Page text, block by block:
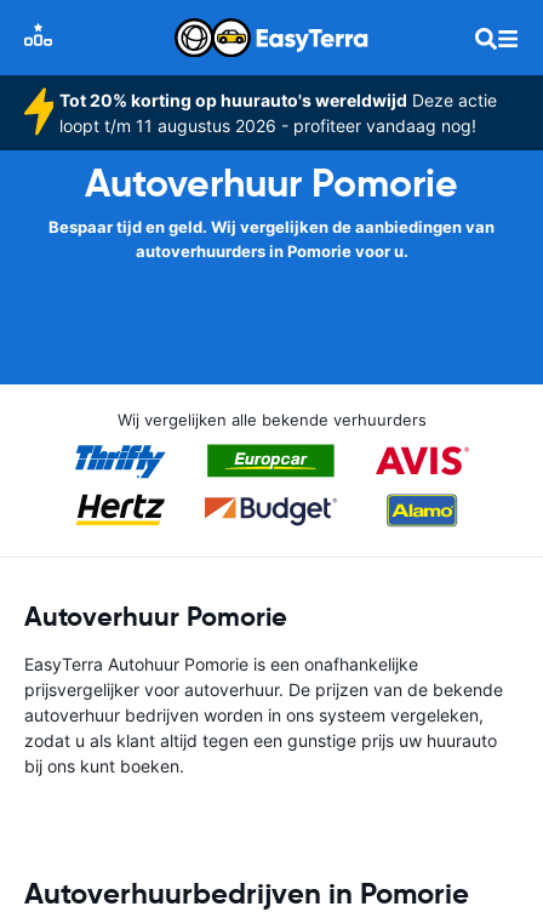
Tot 20% korting op huurauto's wereldwijd Deze actie
loopt t/m 11 augustus 2026 - profiteer vandaag nog!
Autoverhuur Pomorie
Bespaar tijd en geld. Wij vergelijken de aanbiedingen van
autoverhuurders in Pomorie voor u.
Wij vergelijken alle bekende verhuurders
Autoverhuur Pomorie
EasyTerra Autohuur Pomorie is een onafhankelijke
prijsvergelijker voor autoverhuur. De prijzen van de bekende
autoverhuur bedrijven worden in ons systeem vergeleken,
zodat u als klant altijd tegen een gunstige prijs uw huurauto
bij ons kunt boeken.
Autoverhuurbedrijven in Pomorie